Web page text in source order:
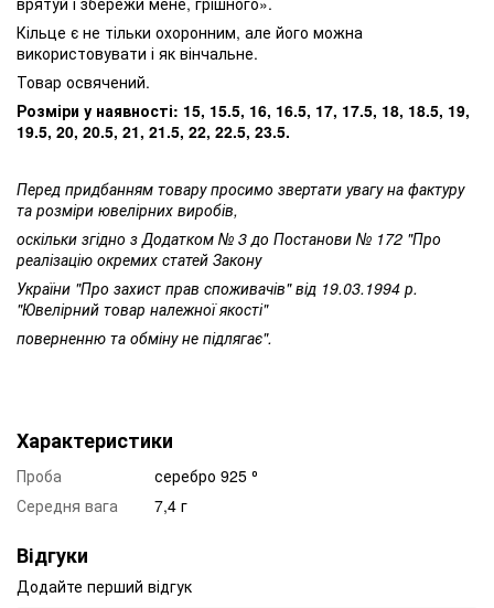
Кільце є не тільки охоронним, але його можна
використовувати і як вінчальне.
Товар освячений.
Розміри у наявності: 15, 15.5, 16, 16.5, 17, 17.5, 18, 18.5, 19,
19.5, 20, 20.5, 21, 21.5, 22, 22.5, 23.5.
Перед придбанням товару просимо звертати увагу на фактуру
та розміри ювелірних виробів,
оскільки згідно з Додатком № 3 до Постанови № 172 "Про
реалізацію окремих статей Закону
України "Про захист прав споживачів" від 19.03.1994 р.
"Ювелірний товар належної якості"
поверненню та обміну не підлягає".
Характеристики
Проба
серебро 925 ⁰
Середня вага
7,4 г
Відгуки
Додайте перший відгук